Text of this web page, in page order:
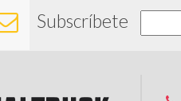
Subscríbete